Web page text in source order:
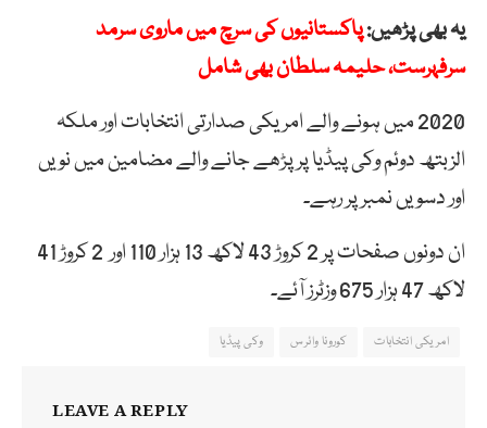
یہ بھی پڑھیں:پاکستانیوں کی سرچ میں ماروی سرمد
سرفہرست، حلیمہ سلطان بھی شامل
2020 میں ہونے والے امریکی صدارتی انتخابات اور ملکہ
الزبتھ دوئم وکی پیڈیا پر پڑھے جانے والے مضامین میں نویں
اور دسویں نمبر پر رہے۔
ان دونوں صفحات پر 2 کروڑ 43 لاکھ 13 ہزار 110 اور 2 کروڑ 41
لاکھ 47 ہزار 675 وزٹرز آئے۔
امریکی انتخابات کورونا وائرس وکی پیڈیا
LEAVE A REPLY